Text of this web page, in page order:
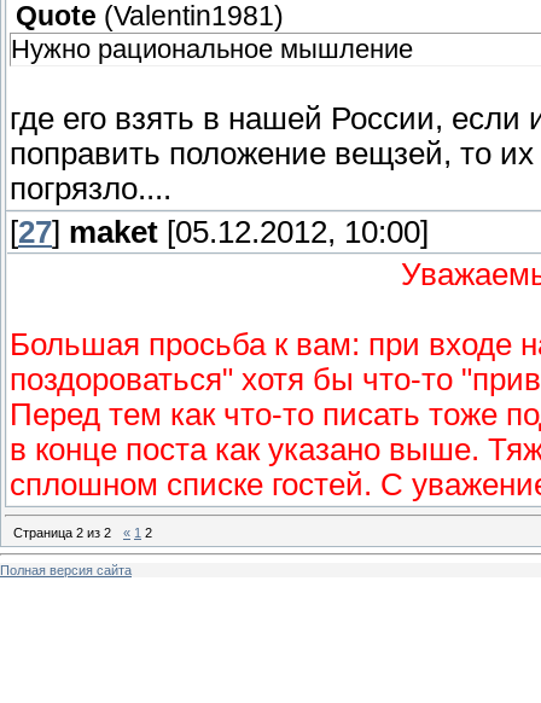
Quote (Valentin1981)
Нужно рациональное мышление
где его взять в нашей России,
поправить положение вещзей, то
погрязло....
[27] maket [05.12.2012, 10:00]
Большая просьба к вам: при входе
поздороваться" хотя бы что-то
Перед тем как что-то писать тоже
в конце поста как указано выше.
сплошном списке гостей. С
Страница 2 из 2 « 1 2
Полная версия сайта